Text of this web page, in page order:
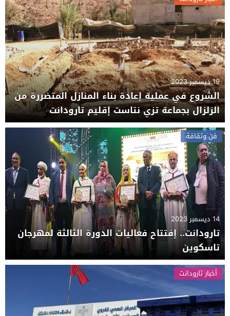
19 ديسمبر 2023
الشروع في عملية إعادة بناء المنازل المتضررة من
الزلزال بجماعة تزي نتاست إقليم تارودانت
فن وثقافة
14 ديسمبر 2023
تارودانت.. إفتتاح فعاليات الدورة الثالثة لمهرجان
تاسكوين
أخبار تارودانت